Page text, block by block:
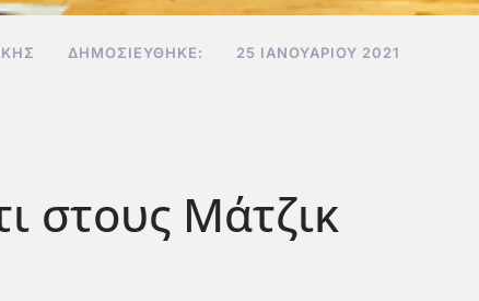
ΔΗΜΟΣΙΕΎΘΗΚΕ: 25 ΙΑΝΟΥΑΡΊΟΥ 2021
στους Μάτζικ